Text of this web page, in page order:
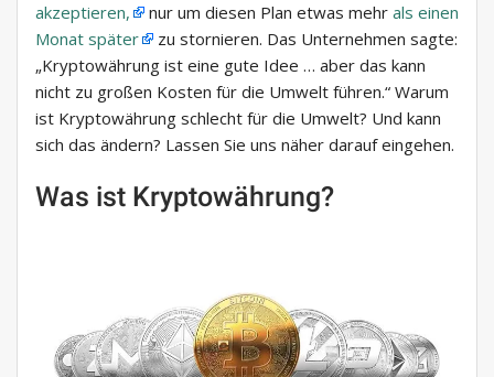
akzeptieren,
nur um diesen Plan etwas mehr als einen
Monat später
zu stornieren. Das Unternehmen sagte:
„Kryptowährung ist eine gute Idee … aber das kann
nicht zu großen Kosten für die Umwelt führen.“ Warum
ist Kryptowährung schlecht für die Umwelt? Und kann
sich das ändern? Lassen Sie uns näher darauf eingehen.
Was ist Kryptowährung?